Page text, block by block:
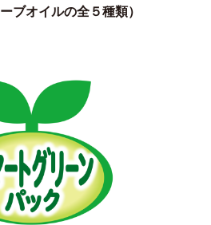
ブオイルの全５種類）